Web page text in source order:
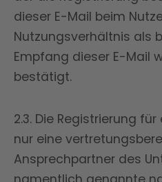
dieser E-Mail beim
Nutzungsverhältnis als
Empfang dieser E-Mail
bestätigt.
2.3. Die Registrierung
nur eine
Ansprechpartner des